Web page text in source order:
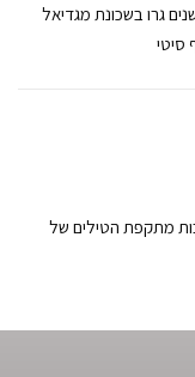
גרו בשכונת מגדיאל
סיטי
מתקפת הטילים של